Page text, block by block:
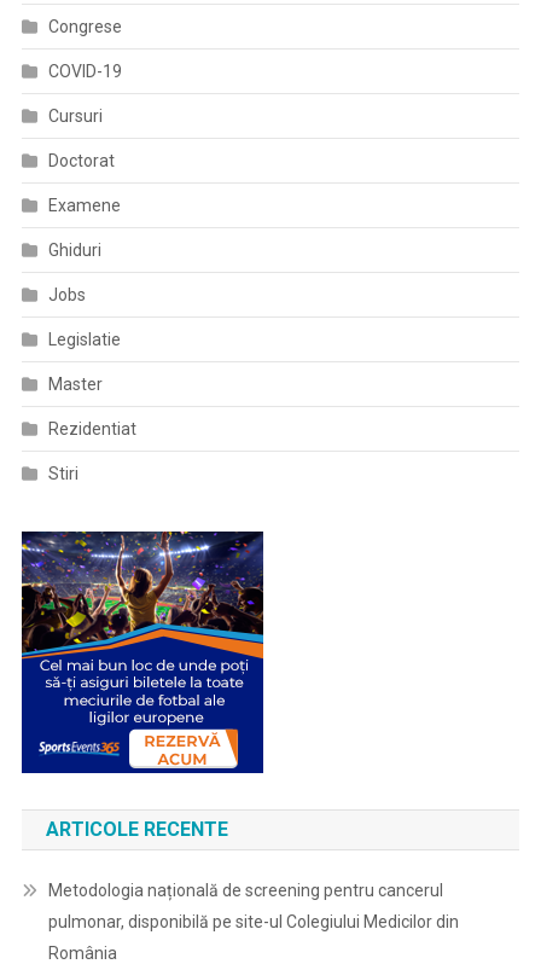
Ministerul
1,5
Congrese
COVID-19
Cursuri
Doctorat
Examene
Ghiduri
Jobs
Legislatie
Master
Rezidentiat
Stiri
ARTICOLE RECENTE
Metodologia națională de screening pentru cancerul
pulmonar, disponibilă pe site-ul Colegiului Medicilor din
România